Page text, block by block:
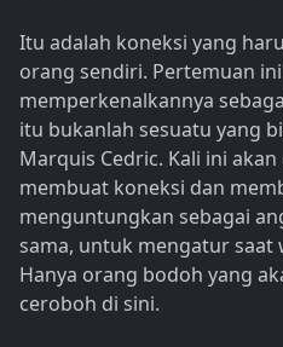
Itu adalah koneksi yang
orang sendiri. Pertemuan
memperkenalkannya
itu bukanlah sesuatu yang
Marquis Cedric. Kali ini
membuat koneksi dan
menguntungkan sebagai
sama, untuk mengatur saat
Hanya orang bodoh yang
ceroboh di sini.